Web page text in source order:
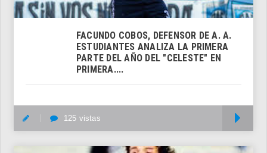
FACUNDO COBOS, DEFENSOR DE A. A.
ESTUDIANTES ANALIZA LA PRIMERA
PARTE DEL AÑO DEL "CELESTE" EN
PRIMERA....
125 vistas